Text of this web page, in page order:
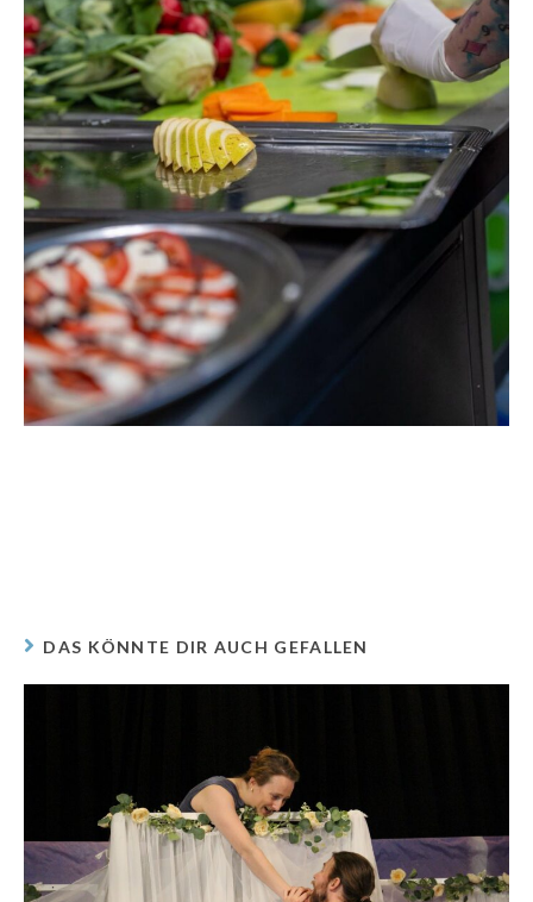
DAS KÖNNTE DIR AUCH GEFALLEN